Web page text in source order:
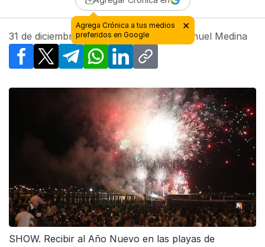
31 de diciembre de 2016 - 10:26 Manuel Medina
Facebook
X TelegramWhatsApp
LinkedInCopy link
SHOW. Recibir al Año Nuevo en las playas de